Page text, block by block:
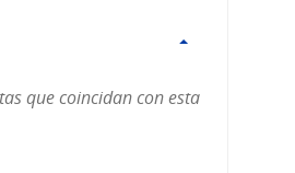
que coincidan con esta